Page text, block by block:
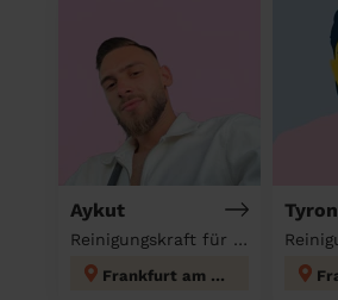
Aykut
Reinigungskraft für deinen Haushalt
Frankfurt am Main
Tyron